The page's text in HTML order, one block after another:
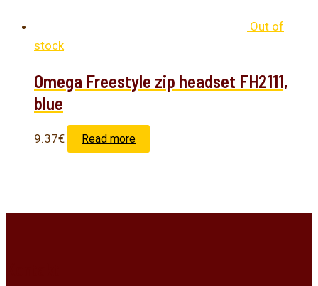
Out of
stock
Omega Freestyle zip headset FH2111,
blue
9.37€ Read more